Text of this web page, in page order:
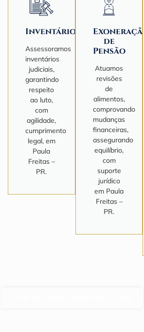
Inventário
Assessoramos
inventários
judiciais,
garantindo
respeito
ao luto,
com
agilidade,
cumprimento
legal, em
Paula
Freitas –
PR.
Exoneração
de
Pensão
Atuamos
revisões
de
alimentos,
comprovando
mudanças
financeiras,
assegurando
equilíbrio,
com
suporte
jurídico
em Paula
Freitas –
PR.